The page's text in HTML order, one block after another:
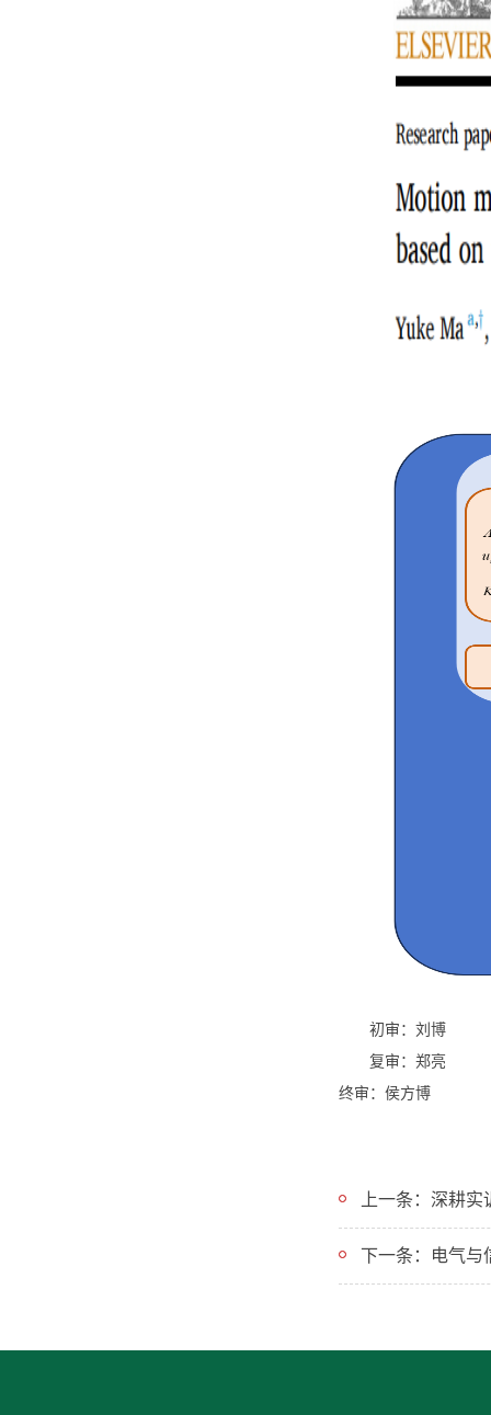
初审：刘博
复审：郑亮
终审：侯方博
下一条：电气与